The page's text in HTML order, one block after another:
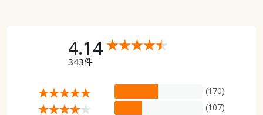
ご利用ガイド
よくある質問とお問い合わせ
よくある質問とお問い合わせ
4.14
343件
(170)
(107)